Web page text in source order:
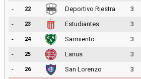
-
22 Deportivo Riestra 3
-
23 Estudiantes 3
-
24 Sarmiento 3
-
25 Lanus 3
-
26 San Lorenzo 3